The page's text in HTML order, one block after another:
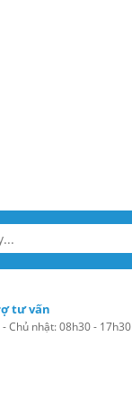
tư vấn
Chủ nhật: 08h30 - 17h30